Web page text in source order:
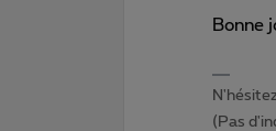
Bonne
(Pas